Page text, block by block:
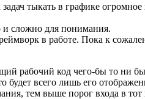
тыкать в графике
и сложно для понимания.
в работе. Пока к
рабочий код чего-бы то ни
будет всего лишь его
тем выше порог входа в